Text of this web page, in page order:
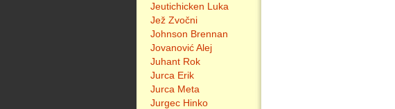
Jeutichicken Luka
Jež Zvočni
Johnson Brennan
Jovanović Alej
Juhant Rok
Jurca Erik
Jurca Meta
Jurgec Hinko